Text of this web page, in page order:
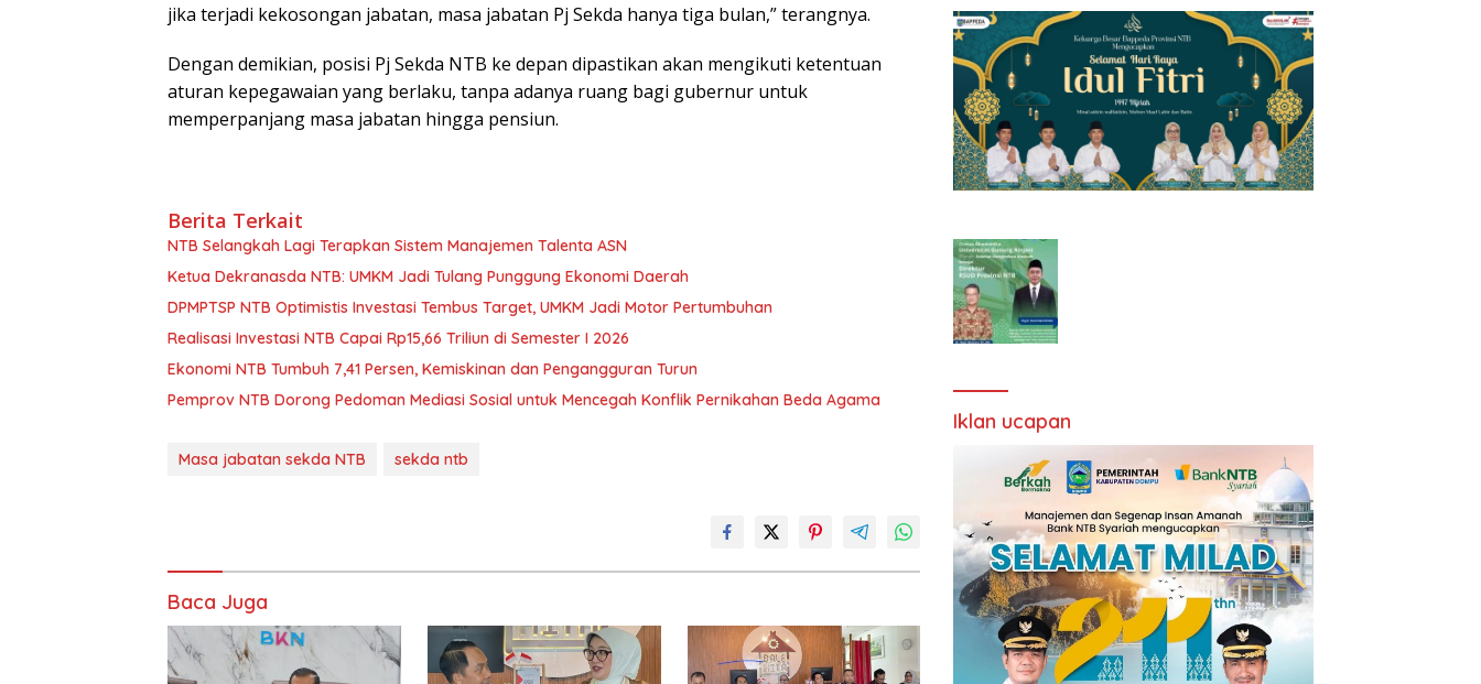
jika terjadi kekosongan jabatan, masa jabatan Pj Sekda hanya tiga bulan,” terangnya.
Dengan demikian, posisi Pj Sekda NTB ke depan dipastikan akan mengikuti ketentuan
aturan kepegawaian yang berlaku, tanpa adanya ruang bagi gubernur untuk
memperpanjang masa jabatan hingga pensiun.
Berita Terkait
NTB Selangkah Lagi Terapkan Sistem Manajemen Talenta ASN
Ketua Dekranasda NTB: UMKM Jadi Tulang Punggung Ekonomi Daerah
DPMPTSP NTB Optimistis Investasi Tembus Target, UMKM Jadi Motor Pertumbuhan
Realisasi Investasi NTB Capai Rp15,66 Triliun di Semester I 2026
Ekonomi NTB Tumbuh 7,41 Persen, Kemiskinan dan Pengangguran Turun
Pemprov NTB Dorong Pedoman Mediasi Sosial untuk Mencegah Konflik Pernikahan Beda Agama
Masa jabatan sekda NTB sekda ntb
Baca Juga
Iklan ucapan